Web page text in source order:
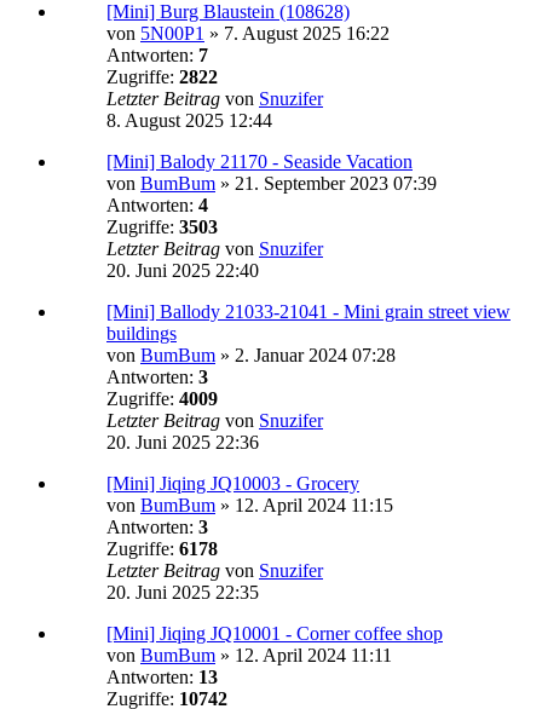
[Mini] Burg Blaustein (108628)
von 5N00P1 » 7. August 2025 16:22
Antworten: 7
Zugriffe: 2822
Letzter Beitrag von Snuzifer
8. August 2025 12:44
[Mini] Balody 21170 - Seaside Vacation
von BumBum » 21. September 2023 07:39
Antworten: 4
Zugriffe: 3503
Letzter Beitrag von Snuzifer
20. Juni 2025 22:40
[Mini] Ballody 21033-21041 - Mini grain street view
buildings
von BumBum » 2. Januar 2024 07:28
Antworten: 3
Zugriffe: 4009
Letzter Beitrag von Snuzifer
20. Juni 2025 22:36
[Mini] Jiqing JQ10003 - Grocery
von BumBum » 12. April 2024 11:15
Antworten: 3
Zugriffe: 6178
Letzter Beitrag von Snuzifer
20. Juni 2025 22:35
[Mini] Jiqing JQ10001 - Corner coffee shop
von BumBum » 12. April 2024 11:11
Antworten: 13
Zugriffe: 10742